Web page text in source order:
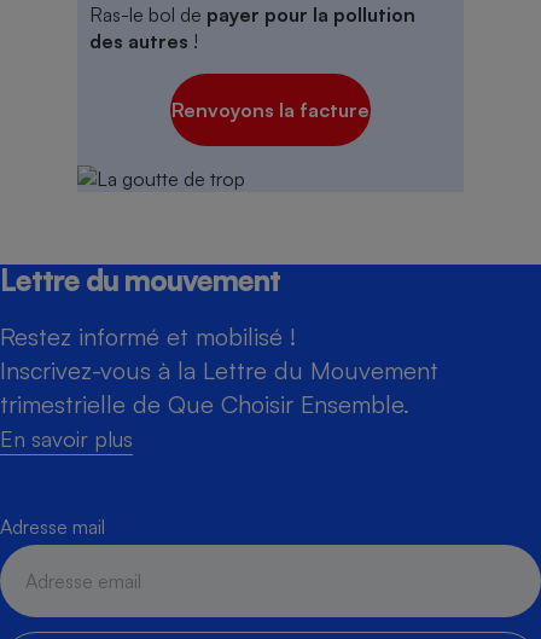
Ras-le bol de payer pour la pollution
des autres !
Renvoyons la facture
Lettre du mouvement
Restez informé et mobilisé !
Inscrivez-vous à la Lettre du Mouvement
trimestrielle de Que Choisir Ensemble.
En savoir plus
Adresse mail